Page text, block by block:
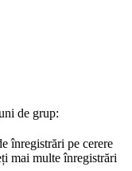
de grup:
înregistrări pe cerere
mai multe înregistrări